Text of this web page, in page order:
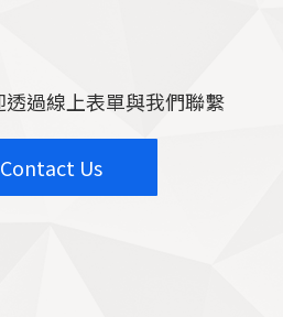
過線上表單與我們聯繫
Contact Us